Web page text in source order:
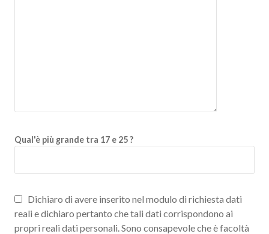
Qual'è più grande tra 17 e 25 ?
Dichiaro di avere inserito nel modulo di richiesta dati
reali e dichiaro pertanto che tali dati corrispondono ai
propri reali dati personali. Sono consapevole che è facoltà